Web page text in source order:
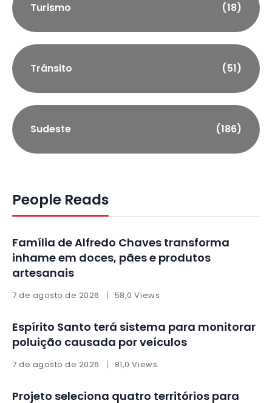
Turismo (18)
Trânsito (51)
Sudeste (186)
People Reads
Família de Alfredo Chaves transforma
inhame em doces, pães e produtos
artesanais
7 de agosto de 2026 58,0 Views
Espírito Santo terá sistema para monitorar
poluição causada por veículos
7 de agosto de 2026 81,0 Views
Projeto seleciona quatro territórios para